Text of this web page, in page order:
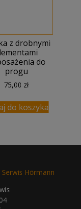
z drobnymi
do
progu
75,00 zł
do koszyka
Hörmann